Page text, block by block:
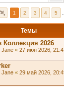
1 2 3 4 5
Темы
Коллекция 2026
Jane « 27 июн 2026,
Jane « 29 май 2026,